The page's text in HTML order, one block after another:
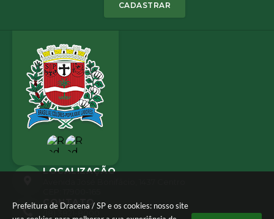
Prefeitura de Dracena / SP e os cookies: nosso site
CADASTRAR
LOCALIZAÇÃO
CONTATO